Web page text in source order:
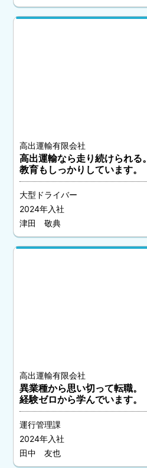
高出運輸有限会社
高出運輸なら走り続けられる。
教育もしっかりしています。
大型ドライバー
2024年入社
津田 敬典
高出運輸有限会社
異業種から思い切って転職。
経験ゼロから学んでいます。
運行管理課
2024年入社
田中 友也